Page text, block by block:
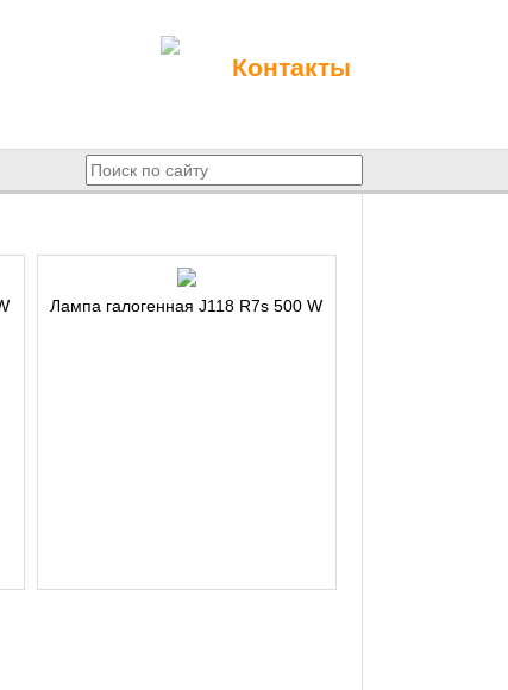
Контакты
Лампа галогенная J118 R7s 500 W